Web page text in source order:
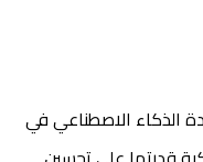
الذكاء الاصطناعي في